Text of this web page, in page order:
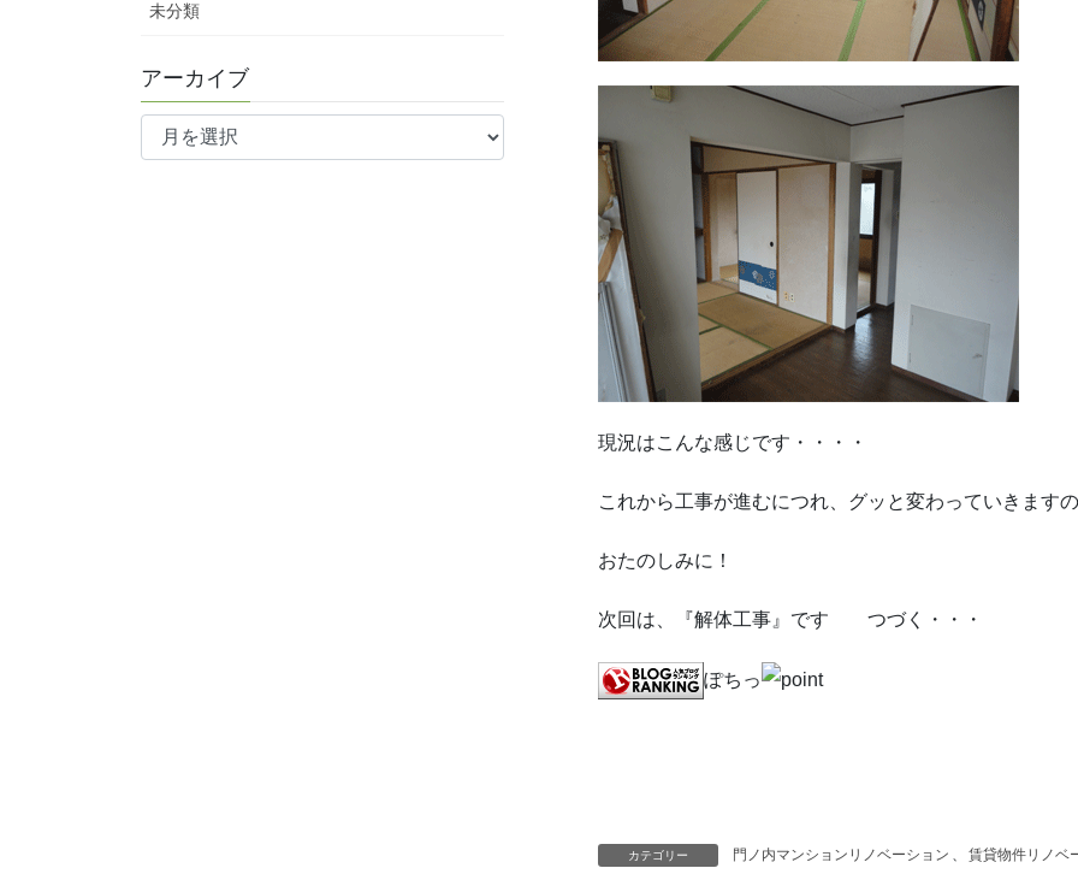
現況はこんな感じです・・・・
これから工事が進むにつれ、グッと変わっていきます
おたのしみに！
次回は、『解体工事』です つづく・・・
ぽちっ
カテゴリー 門ノ内マンションリノベーション 、 賃貸物件リノベ
未分類
アーカイブ
ア